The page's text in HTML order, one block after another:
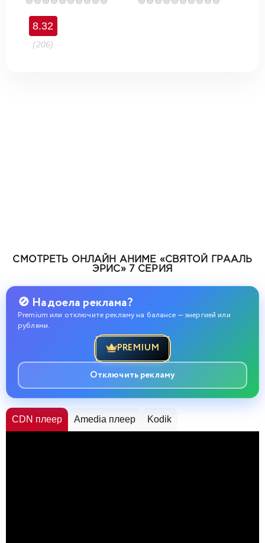
8.32
(206)
СМОТРЕТЬ ОНЛАЙН АНИМЕ «СВЯТОЙ ГРААЛЬ
ЭРИС» 7 СЕРИЯ
🚫 Надоела реклама?
Premium или отключите рекламу на балансе — энергией или
рублями.
PREMIUM
Отключить рекламу
CDN плеер Amedia плеер Kodik